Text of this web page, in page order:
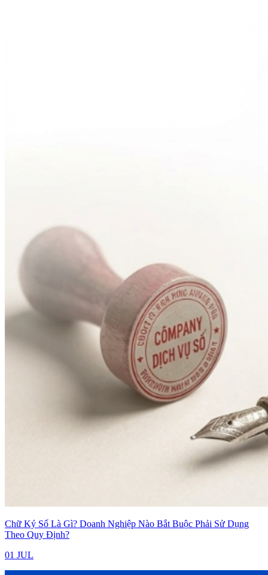
Chữ Ký Số Là Gì? Doanh Nghiệp Nào Bắt Buộc Phải Sử Dụng
Theo Quy Định?
01 JUL